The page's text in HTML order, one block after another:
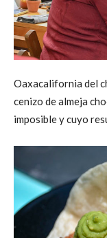
Oaxacalifornia del
cenizo de almeja
imposible y cuyo